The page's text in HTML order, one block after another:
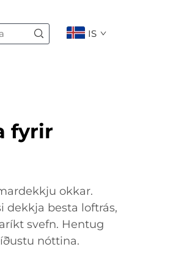
IS
fyrir
okkar.
besta loftrás,
svefn. Hentug
nóttina.